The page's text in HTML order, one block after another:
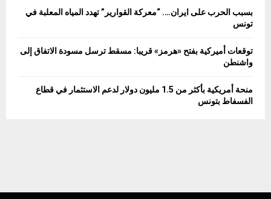
بسبب الحرب على ايران…. “معركة القوارير” تهدد المياه المعلبة في
تونس
توقعات أميركية بفتح «هرمز» قريبا: مسقط ترسل مسودة الاتفاق إلى
واشنطن
منحة أمريكية بأكثر من 1.5 مليون دولار لدعم الاستثمار في قطاع
الفسفاط بتونس